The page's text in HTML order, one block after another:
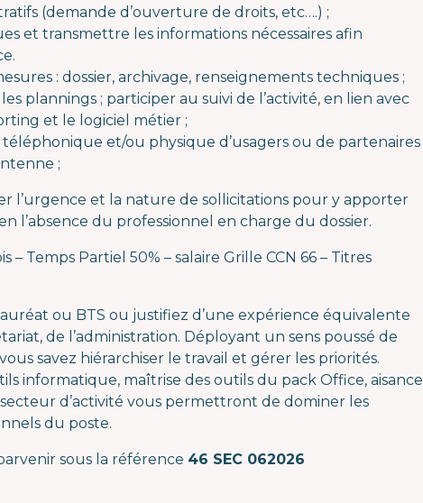
(demande d’ouverture de droits, etc….) ;
et transmettre les informations nécessaires afin
: dossier, archivage, renseignements techniques ;
plannings ; participer au suivi de l’activité, en lien avec
et le logiciel métier ;
téléphonique et/ou physique d’usagers ou de partenaires
;
l’urgence et la nature de sollicitations pour y apporter
l’absence du professionnel en charge du dossier.
– Temps Partiel 50% – salaire Grille CCN 66 – Titres
ou BTS ou justifiez d’une expérience équivalente
de l’administration. Déployant un sens poussé de
savez hiérarchiser le travail et gérer les priorités.
informatique, maîtrise des outils du pack Office, aisance
d’activité vous permettront de dominer les
du poste.
sous la référence 46 SEC 062026